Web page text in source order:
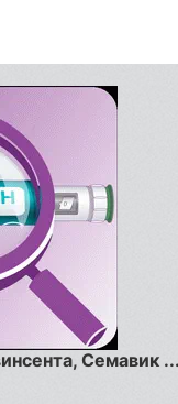
Семавик